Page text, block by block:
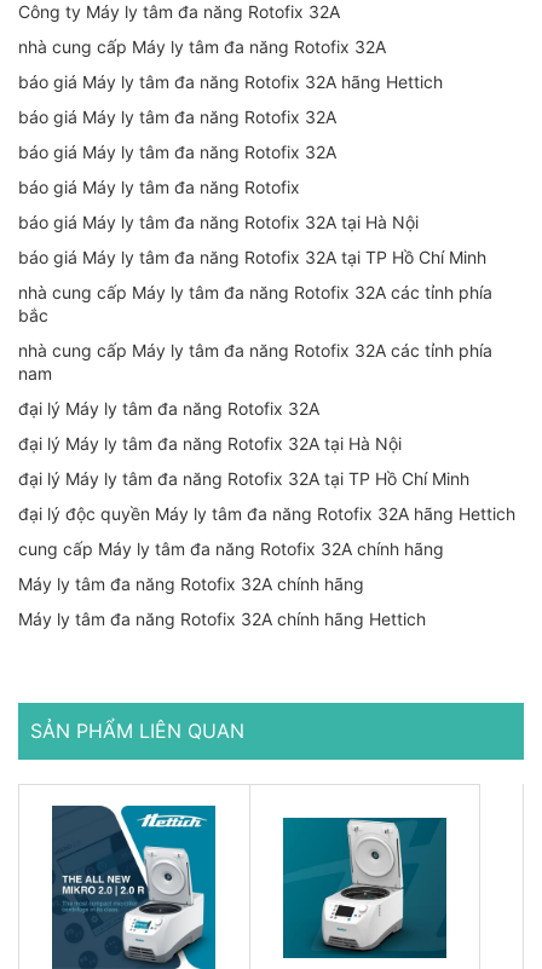
Công ty Máy ly tâm đa năng Rotofix 32A
nhà cung cấp Máy ly tâm đa năng Rotofix 32A
báo giá Máy ly tâm đa năng Rotofix 32A hãng Hettich
báo giá Máy ly tâm đa năng Rotofix 32A
báo giá Máy ly tâm đa năng Rotofix 32A
báo giá Máy ly tâm đa năng Rotofix
báo giá Máy ly tâm đa năng Rotofix 32A tại Hà Nội
báo giá Máy ly tâm đa năng Rotofix 32A tại TP Hồ Chí Minh
nhà cung cấp Máy ly tâm đa năng Rotofix 32A các tỉnh phía
bắc
nhà cung cấp Máy ly tâm đa năng Rotofix 32A các tỉnh phía
nam
đại lý Máy ly tâm đa năng Rotofix 32A
đại lý Máy ly tâm đa năng Rotofix 32A tại Hà Nội
đại lý Máy ly tâm đa năng Rotofix 32A tại TP Hồ Chí Minh
đại lý độc quyền Máy ly tâm đa năng Rotofix 32A hãng Hettich
cung cấp Máy ly tâm đa năng Rotofix 32A chính hãng
Máy ly tâm đa năng Rotofix 32A chính hãng
Máy ly tâm đa năng Rotofix 32A chính hãng Hettich
SẢN PHẨM LIÊN QUAN